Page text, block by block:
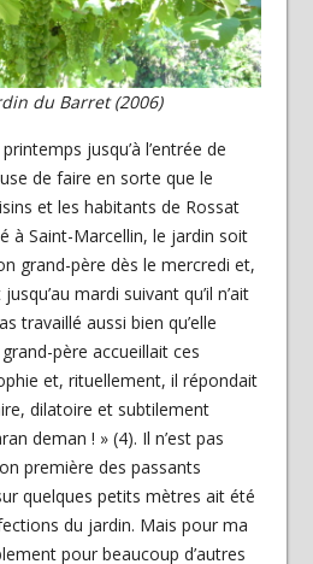
du Barret (2006)
jusqu’à l’entrée de
de faire en sorte que le
et les habitants de Rossat
à Saint-Marcellin, le jardin soit
grand-père dès le mercredi et,
mardi suivant qu’il n’ait
travaillé aussi bien qu’elle
père accueillait ces
et, rituellement, il répondait
dilatoire et subtilement
deman ! » (4). Il n’est pas
première des passants
quelques petits mètres ait été
du jardin. Mais pour ma
pour beaucoup d’autres